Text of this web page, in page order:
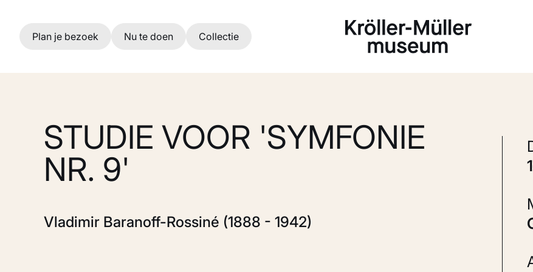
Ga naar hoofdinhoud
Plan je bezoek Nu te doen Collectie
STUDIE VOOR 'SYMFONIE
NR. 9'
Vladimir Baranoff-Rossiné (1888 - 1942)